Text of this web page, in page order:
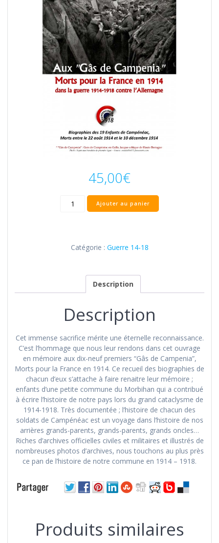
45,00€
quantité
de
Morts
la
France
en
1914
dans
la
guerre
1914-
1918
contre
l’Allemagne
Ajouter au panier
Catégorie : Guerre 14-18
Description
Description
Cet immense sacrifice mérite une éternelle reconnaissance.
C’est l’hommage que nous leur rendons dans cet ouvrage
en mémoire aux dix-neuf premiers “Gâs de Campenia”,
Morts pour la France en 1914. Ce recueil des biographies de
chacun d’eux s’attache à faire renaitre leur mémoire ;
enfants d’une petite commune du Morbihan qui a contribué
à écrire l’histoire de notre pays lors du grand cataclysme de
1914-1918. Très documentée ; l’histoire de chacun des
soldats de Campénéac est un voyage dans l’histoire de nos
arrières grands-parents, grands-parents, grands oncles…
Riches d’archives officielles civiles et militaires et illustrés de
nombreuses photos d’archives, nous touchons au plus près
ce pan de l’histoire de notre commune en 1914 – 1918.
Produits similaires